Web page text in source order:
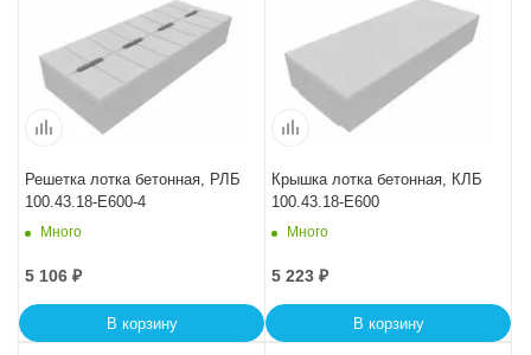
Решетка лотка бетонная, РЛБ
100.43.18-E600-4
Много
5 106 ₽
В корзину
Крышка лотка бетонная, КЛБ
100.43.18-E600
Много
5 223 ₽
В корзину